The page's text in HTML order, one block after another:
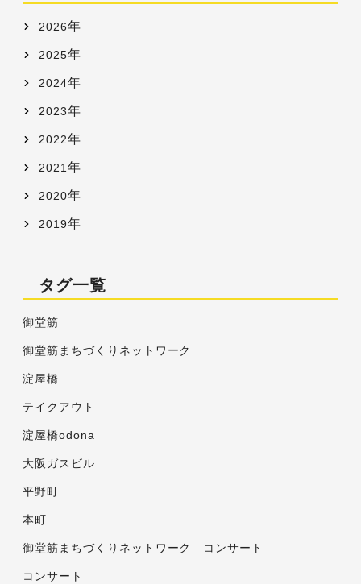
2026年
2025年
2024年
2023年
2022年
2021 年
2020年
2019年
タグ一覧
御堂筋
御堂筋まちづくりネットワーク
淀屋橋
テイクアウト
淀屋橋odona
大阪ガスビル
平野町
本町
御堂筋まちづくりネットワーク コンサート
コンサート